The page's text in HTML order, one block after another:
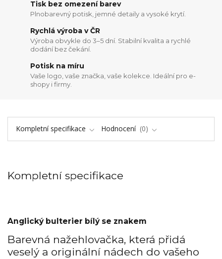
Tisk bez omezení barev
Plnobarevný potisk, jemné detaily a vysoké krytí.
Rychlá výroba v ČR
Výroba obvykle do 3–5 dní. Stabilní kvalita a rychlé
dodání bez čekání.
Potisk na míru
Vaše logo, vaše značka, vaše kolekce. Ideální pro e-
shopy i firmy.
Kompletní specifikace Hodnocení 0
Kompletní specifikace
Anglický bulterier bílý se znakem
Barevná nažehlovačka, která přidá
veselý a originální nádech do vašeho